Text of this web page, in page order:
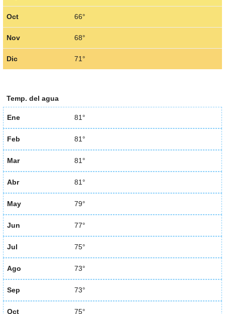
Oct 66°
Nov 68°
Dic 71°
Temp. del agua
Ene 81°
Feb 81°
Mar 81°
Abr 81°
May 79°
Jun 77°
Jul 75°
Ago 73°
Sep 73°
Oct 75°